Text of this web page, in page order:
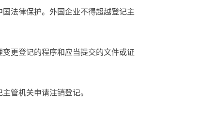
法律保护。外国企业不得超越登记主
更登记的程序和应当提交的文件或证
管机关申请注销登记。